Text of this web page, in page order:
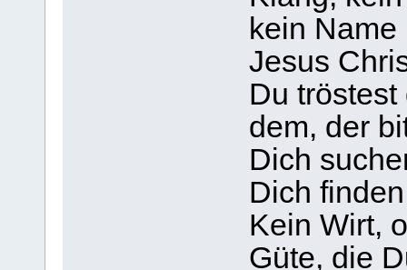
kein
Jesus
Du
dem, der
Dich
Dich
Kein Wirt,
Güte, die